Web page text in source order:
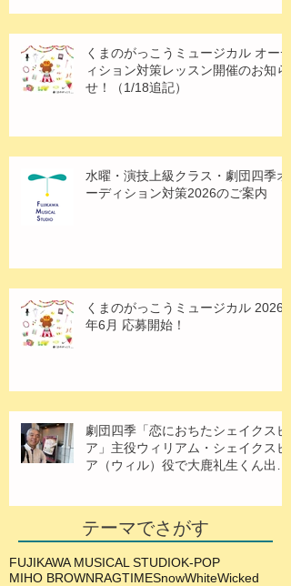
くまのがっこうミュージカル オーデ
ィション対策レッスン開催のお知ら
せ！（1/18追記）
水曜・演技上級クラス・劇団四季オ
ーディション対策2026のご案内
くまのがっこうミュージカル 2026
年6月 応募開始！
劇団四季「恋におちたシェイクスピ
ア」主役ウィリアム・シェイクスピ
ア（ウィル）役で大鹿礼生くん出
テーマでさがす
FUJIKAWA MUSICAL STUDIOK-POP
MIHO BROWNRAGTIMESnowWhiteWicked